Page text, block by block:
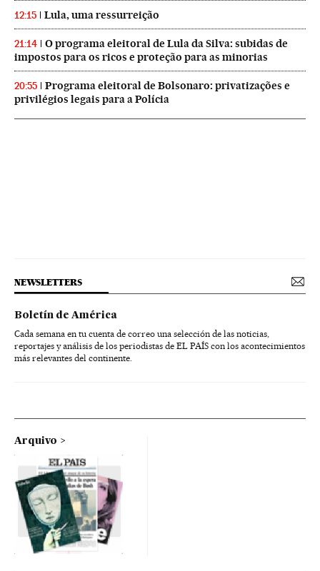
12:15 Lula, uma ressurreição
21:14
O programa eleitoral de Lula da Silva: subidas de
impostos para os ricos e proteção para as minorias
20:55
Programa eleitoral de Bolsonaro: privatizações e
privilégios legais para a Polícia
NEWSLETTERS
Boletín de América
Cada semana en tu cuenta de correo una selección de las noticias,
reportajes y análisis de los periodistas de EL PAÍS con los acontecimientos
más relevantes del continente.
Arquivo